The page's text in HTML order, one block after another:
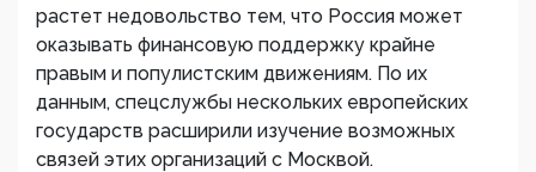
растет недовольство тем, что Россия может
оказывать финансовую поддержку крайне
правым и популистским движениям. По их
данным, спецслужбы нескольких европейских
государств расширили изучение возможных
связей этих организаций с Москвой.